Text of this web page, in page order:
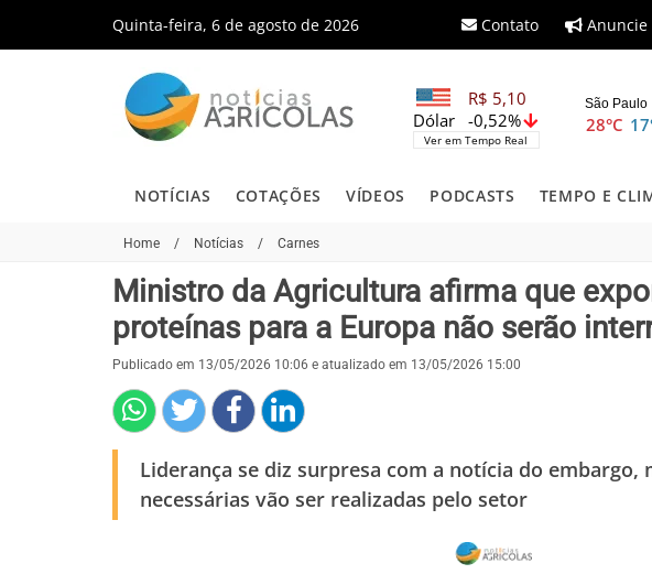
Quinta-feira, 6 de agosto de 2026 Contato Anuncie
R$ 5,10
-0,52%
Dólar
Ver em Tempo Real
28°C
NOTÍCIAS COTAÇÕES VÍDEOS PODCASTS TEMPO E
Home / Notícias / Carnes
Ministro da Agricultura afirma que
proteínas para a Europa não serão
Publicado em 13/05/2026 10:06 e atualizado em 13/05/2026 15:00
Liderança se diz surpresa com a notícia do embargo,
necessárias vão ser realizadas pelo setor